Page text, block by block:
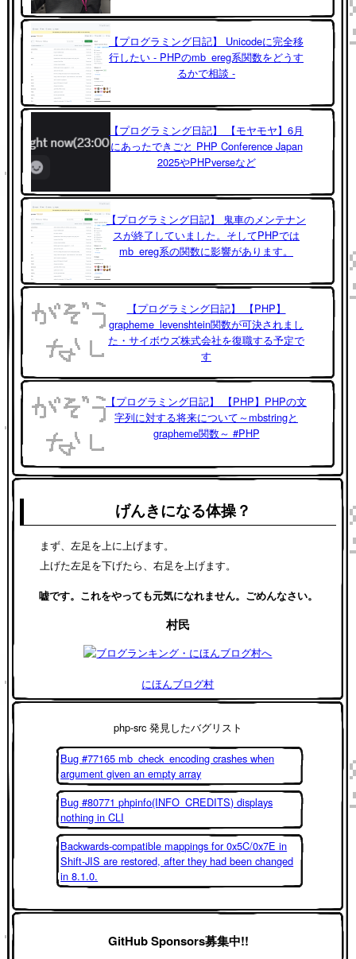
【プログラミング日記】 Unicodeに完全移
行したい - PHPのmb_ereg系関数をどうす
るかで相談 -
【プログラミング日記】 【モヤモヤ】6月
にあったできごと PHP Conference Japan
2025やPHPverseなど
【プログラミング日記】 鬼車のメンテナン
スが終了していました。そしてPHPでは
mb_ereg系の関数に影響があります。
【プログラミング日記】 【PHP】
grapheme_levenshtein関数が可決されまし
た・サイボウズ株式会社を復職する予定で
す
【プログラミング日記】 【PHP】PHPの文
字列に対する将来について～mbstringと
grapheme関数～ #PHP
げんきになる体操？
まず、左足を上に上げます。
上げた左足を下げたら、右足を上げます。
嘘です。これをやっても元気になれません。ごめんなさい。
村民
にほんブログ村
php-src 発見したバグリスト
Bug #77165 mb_check_encoding crashes when
argument given an empty array
Bug #80771 phpinfo(INFO_CREDITS) displays
nothing in CLI
Backwards-compatible mappings for 0x5C/0x7E in
Shift-JIS are restored, after they had been changed
in 8.1.0.
GitHub Sponsors募集中!!